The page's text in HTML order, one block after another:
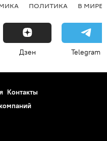
ПОЛИТИКА В МИРЕ
Дзен Telegram
Контакты